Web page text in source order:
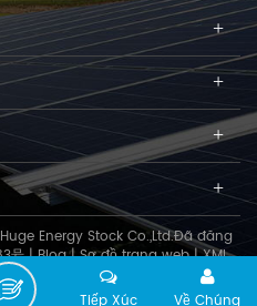
Energy Stock Co.,Ltd.Đã đăng
号|Blog|Sơ đồ trang web|XML
Về Chúng
Tiếp Xúc